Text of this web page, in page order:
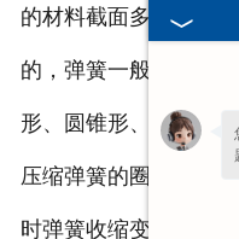
的材料截面多为圆形
的，弹簧一般为等节
形、圆锥形、中凸形
压缩弹簧的圈与圈之
时弹簧收缩变形，储存